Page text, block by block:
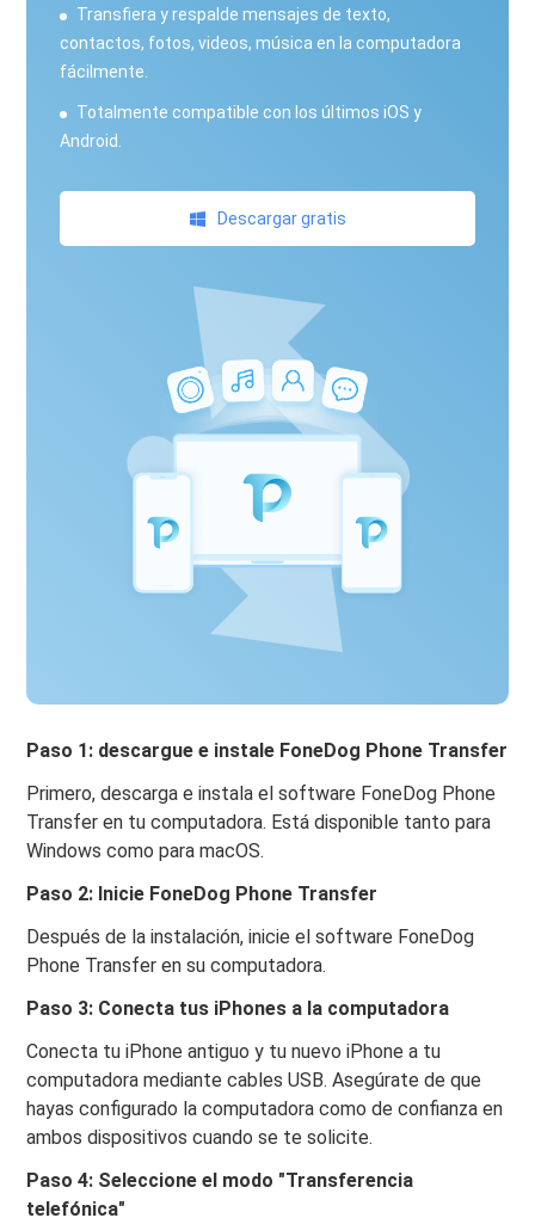
Transfiera y respalde mensajes de texto,
contactos, fotos, videos, música en la computadora
fácilmente.
Totalmente compatible con los últimos iOS y
Android.
Descargar gratis
Paso 1: descargue e instale FoneDog Phone Transfer
Primero, descarga e instala el software FoneDog Phone
Transfer en tu computadora. Está disponible tanto para
Windows como para macOS.
Paso 2: Inicie FoneDog Phone Transfer
Después de la instalación, inicie el software FoneDog
Phone Transfer en su computadora.
Paso 3: Conecta tus iPhones a la computadora
Conecta tu iPhone antiguo y tu nuevo iPhone a tu
computadora mediante cables USB. Asegúrate de que
hayas configurado la computadora como de confianza en
ambos dispositivos cuando se te solicite.
Paso 4: Seleccione el modo "Transferencia
telefónica"